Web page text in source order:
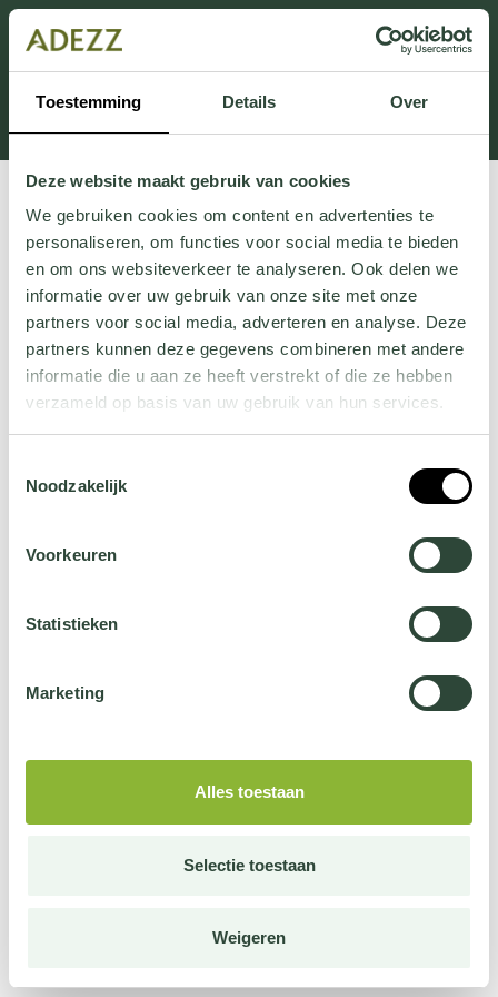
Toestemming Details Over
Deze website maakt gebruik van cookies
We gebruiken cookies om content en advertenties te
personaliseren, om functies voor social media te bieden
en om ons websiteverkeer te analyseren. Ook delen we
informatie over uw gebruik van onze site met onze
partners voor social media, adverteren en analyse. Deze
partners kunnen deze gegevens combineren met andere
informatie die u aan ze heeft verstrekt of die ze hebben
verzameld op basis van uw gebruik van hun services.
jehier.
Noodzakelijk
Voorkeuren
Statistieken
Marketing
Alles toestaan
Selectie toestaan
Weigeren
This section is currently under maintenance.
If you are missing information, you can call us at +31
413 745 423 or email us at